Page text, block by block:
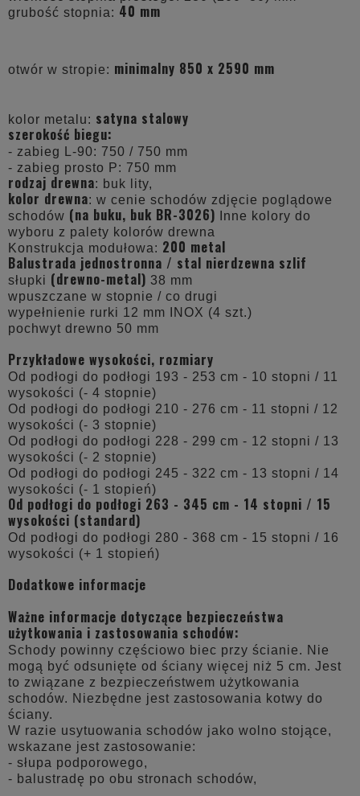
grubość stopnia: 40 mm
otwór w stropie: minimalny 850 x 2590 mm
kolor metalu: satyna stalowy
szerokość biegu:
- zabieg L-90: 750 / 750 mm
- zabieg prosto P: 750 mm
rodzaj drewna: buk lity,
kolor drewna: w cenie schodów zdjęcie poglądowe
schodów (na buku, buk BR-3026) Inne kolory do
wyboru z palety kolorów drewna
Konstrukcja modułowa: 200 metal
Balustrada jednostronna / stal nierdzewna szlif
słupki (drewno-metal) 38 mm
wpuszczane w stopnie / co drugi
wypełnienie rurki 12 mm INOX (4 szt.)
pochwyt drewno 50 mm
Przykładowe wysokości, rozmiary
Od podłogi do podłogi 193 - 253 cm - 10 stopni / 11
wysokości (- 4 stopnie)
Od podłogi do podłogi 210 - 276 cm - 11 stopni / 12
wysokości (- 3 stopnie)
Od podłogi do podłogi 228 - 299 cm - 12 stopni / 13
wysokości (- 2 stopnie)
Od podłogi do podłogi 245 - 322 cm - 13 stopni / 14
wysokości (- 1 stopień)
Od podłogi do podłogi 263 - 345 cm - 14 stopni / 15
wysokości (standard)
Od podłogi do podłogi 280 - 368 cm - 15 stopni / 16
wysokości (+ 1 stopień)
Dodatkowe informacje
Ważne informacje dotyczące bezpieczeństwa
użytkowania i zastosowania schodów:
Schody powinny częściowo biec przy ścianie. Nie
mogą być odsunięte od ściany więcej niż 5 cm. Jest
to związane z bezpieczeństwem użytkowania
schodów. Niezbędne jest zastosowania kotwy do
ściany.
W razie usytuowania schodów jako wolno stojące,
wskazane jest zastosowanie:
- słupa podporowego,
- balustradę po obu stronach schodów,